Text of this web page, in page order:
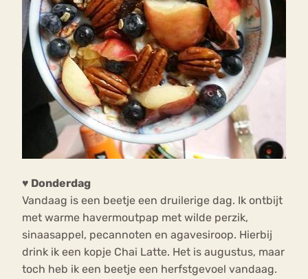
♥ Donderdag
Vandaag is een beetje een druilerige dag. Ik ontbijt
met warme havermoutpap met wilde perzik,
sinaasappel, pecannoten en agavesiroop. Hierbij
drink ik een kopje Chai Latte. Het is augustus, maar
toch heb ik een beetje een herfstgevoel vandaag.